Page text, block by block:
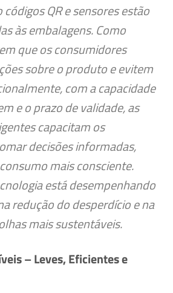
QR e sensores estão
às embalagens. Como
que os consumidores
sobre o produto e evitem
com a capacidade
e o prazo de validade, as
capacitam os
decisões informadas,
mais consciente.
está desempenhando
redução do desperdício e na
mais sustentáveis.
– Leves, Eficientes e